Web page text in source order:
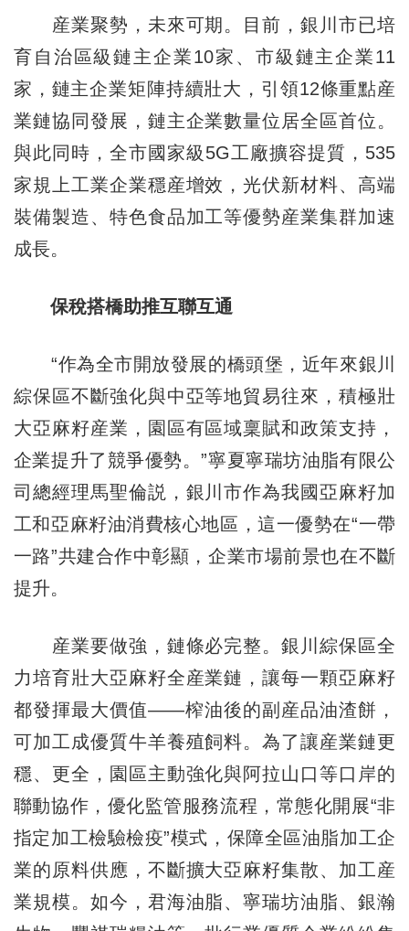
産業聚勢，未來可期。目前，銀川市已培
育自治區級鏈主企業10家、市級鏈主企業11
家，鏈主企業矩陣持續壯大，引領12條重點産
業鏈協同發展，鏈主企業數量位居全區首位。
與此同時，全市國家級5G工廠擴容提質，535
家規上工業企業穩産增效，光伏新材料、高端
裝備製造、特色食品加工等優勢産業集群加速
成長。
保稅搭橋助推互聯互通
“作為全市開放發展的橋頭堡，近年來銀川
綜保區不斷強化與中亞等地貿易往來，積極壯
大亞麻籽産業，園區有區域稟賦和政策支持，
企業提升了競爭優勢。”寧夏寧瑞坊油脂有限公
司總經理馬聖倫説，銀川市作為我國亞麻籽加
工和亞麻籽油消費核心地區，這一優勢在“一帶
一路”共建合作中彰顯，企業市場前景也在不斷
提升。
産業要做強，鏈條必完整。銀川綜保區全
力培育壯大亞麻籽全産業鏈，讓每一顆亞麻籽
都發揮最大價值——榨油後的副産品油渣餅，
可加工成優質牛羊養殖飼料。為了讓産業鏈更
穩、更全，園區主動強化與阿拉山口等口岸的
聯動協作，優化監管服務流程，常態化開展“非
指定加工檢驗檢疫”模式，保障全區油脂加工企
業的原料供應，不斷擴大亞麻籽集散、加工産
業規模。如今，君海油脂、寧瑞坊油脂、銀瀚